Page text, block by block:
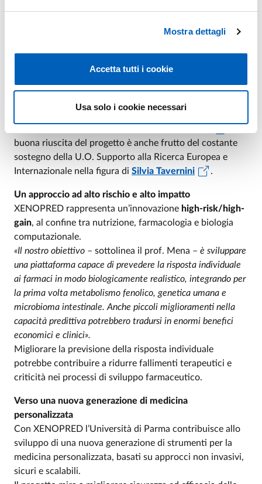
Mostra dettagli
Accetta tutti i cookie
Usa solo i cookie necessari
progetto è inoltre supportato dai docentiMarco Mor
della Vita e della Sostenibilità Ambientale),
Bergenti
(Dipartimento di Ingegneria dei Sistemi e
buona riuscita del progetto è anche frutto del costante
sostegno della U.O. Supporto alla Ricerca Europea e
Internazionale nella figura di Silvia Tavernini .
Un approccio ad alto rischio e alto impatto
XENOPRED rappresenta un’innovazione high-risk/high-
gain, al confine tra nutrizione, farmacologia e biologia
computazionale.
«Il nostro obiettivo – sottolinea il prof. Mena – è sviluppare
una piattaforma capace di prevedere la risposta individuale
ai farmaci in modo biologicamente realistico, integrando per
la prima volta metabolismo fenolico, genetica umana e
microbioma intestinale. Anche piccoli miglioramenti nella
capacità predittiva potrebbero tradursi in enormi benefici
economici e clinici».
Migliorare la previsione della risposta individuale
potrebbe contribuire a ridurre fallimenti terapeutici e
criticità nei processi di sviluppo farmaceutico.
Verso una nuova generazione di medicina
personalizzata
Con XENOPRED l’Università di Parma contribuisce allo
sviluppo di una nuova generazione di strumenti per la
medicina personalizzata, basati su approcci non invasivi,
sicuri e scalabili.